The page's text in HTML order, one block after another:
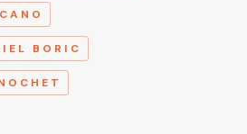
BORIC